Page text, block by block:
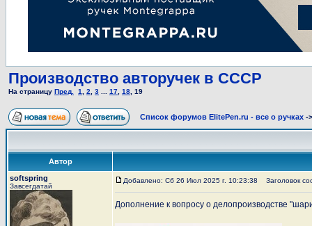
Производство авторучек в СССР
На страницу Пред. 1 2 3 17 18 19
Список форумов ElitePen.ru - все о ручках -
Автор
softspring
Завсегдатай
Добавлено: Сб 26 Июл 2025 г. 10:23:38 Заголовок
Дополнение к вопросу о делопроизводстве